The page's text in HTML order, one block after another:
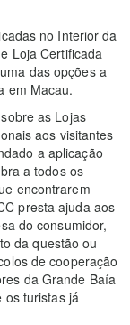
no Interior da
Loja Certificada
das opções a
em Macau.
as Lojas
aos visitantes
a aplicação
a todos os
encontrarem
presta ajuda aos
do consumidor,
da questão ou
de cooperação
da Grande Baía
os turistas já